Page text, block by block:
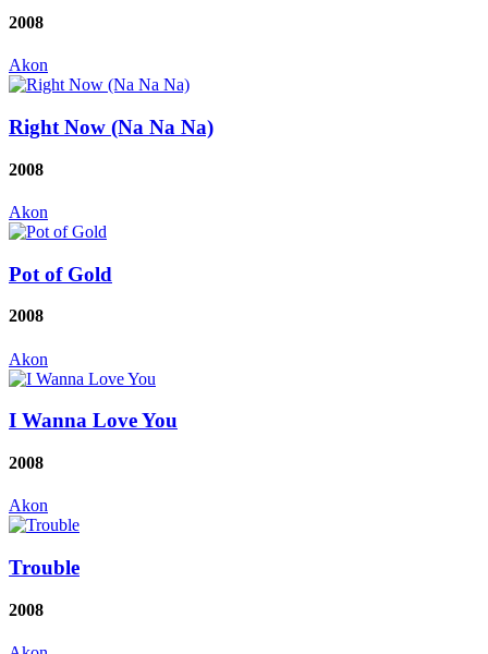
2008
Akon
Right Now (Na Na Na)
2008
Akon
Pot of Gold
2008
Akon
I Wanna Love You
2008
Akon
Trouble
2008